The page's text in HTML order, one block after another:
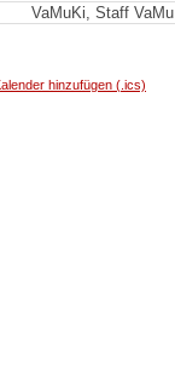
VaMuKi, Staff
hinzufügen (.ics)